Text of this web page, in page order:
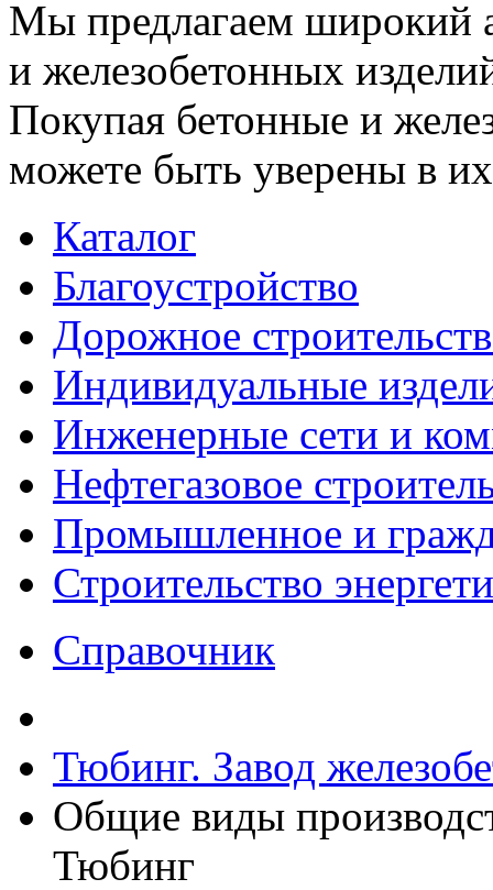
Мы предлагаем широкий
и железобетонных
Покупая бетонные и
можете быть уверены в их
Каталог
Благоустройство
Дорожное
Индивидуальные
Инженерные сети и
Нефтегазовое
Промышленное и
Строительство
Справочник
Тюбинг. Завод
Общие виды
Тюбинг